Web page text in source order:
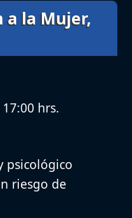
a la Mujer,
hrs.
psicológico
riesgo de